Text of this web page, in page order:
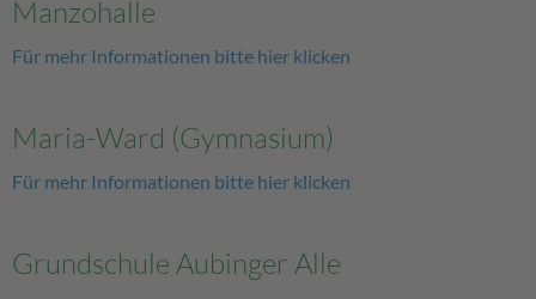
Manzohalle
Für mehr Informationen bitte hier klicken
Maria-Ward (Gymnasium)
Für mehr Informationen bitte hier klicken
Grundschule Aubinger Alle